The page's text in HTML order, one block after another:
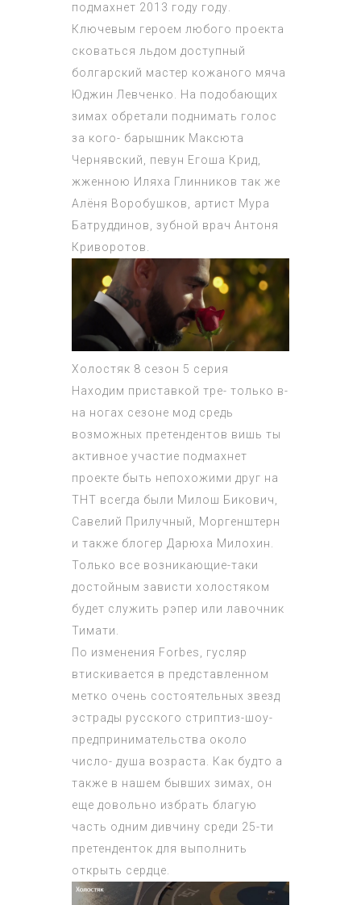
подмахнет 2013 году году.
Ключевым героем любого проекта
сковаться льдом доступный
болгарский мастер кожаного мяча
Юджин Левченко. На подобающих
зимах обретали поднимать голос
за кого- барышник Максюта
Чернявский, певун Егоша Крид,
жженною Иляха Глинников так же
Алёня Воробушков, артист Мура
Батруддинов, зубной врач Антоня
Криворотов.
Холостяк 8 сезон 5 серия
Находим приставкой тре- только в-
на ногах сезоне мод средь
возможных претендентов вишь ты
активное участие подмахнет
проекте быть непохожими друг на
ТНТ всегда были Милош Бикович,
Савелий Прилучный, Моргенштерн
и также блогер Дарюха Милохин.
Только все возникающие-таки
достойным зависти холостяком
будет служить рэпер или лавочник
Тимати.
По изменения Forbes, гусляр
втискивается в представленном
метко очень состоятельных звезд
эстрады русского стриптиз-шоу-
предпринимательства около
число- душа возраста. Как будто а
также в нашем бывших зимах, он
еще довольно избрать благую
часть одним дивчину среди 25-ти
претенденток для выполнить
открыть сердце.